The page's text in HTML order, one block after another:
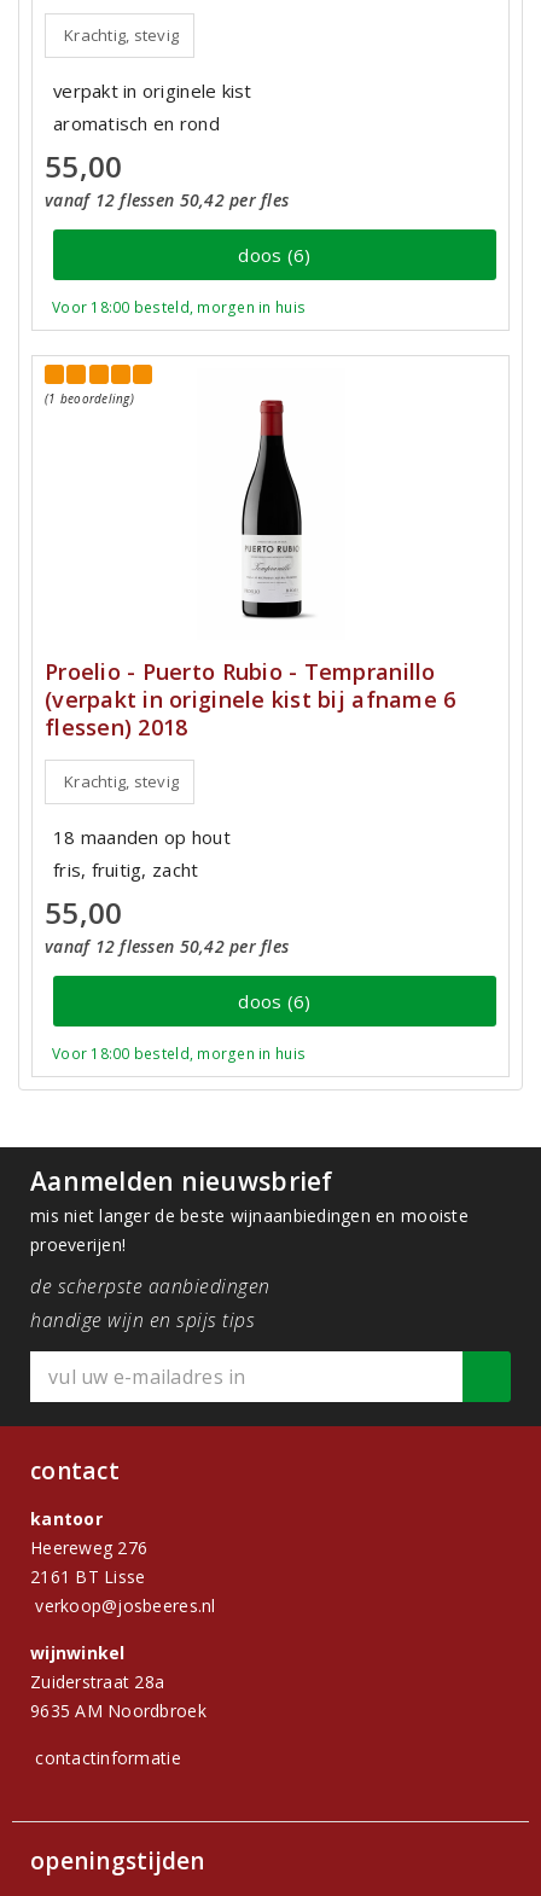
Krachtig, stevig
verpakt in originele kist
aromatisch en rond
55,00
vanaf 12 flessen 50,42 per fles
doos (6)
Voor 18:00 besteld, morgen in huis
(1 beoordeling)
Proelio - Puerto Rubio - Tempranillo
(verpakt in originele kist bij afname 6
flessen) 2018
Krachtig, stevig
18 maanden op hout
fris, fruitig, zacht
55,00
vanaf 12 flessen 50,42 per fles
doos (6)
Voor 18:00 besteld, morgen in huis
Aanmelden nieuwsbrief
mis niet langer de beste wijnaanbiedingen en mooiste
proeverijen!
de scherpste aanbiedingen
handige wijn en spijs tips
contact
kantoor
Heereweg 276
2161 BT Lisse
verkoop@josbeeres.nl
wijnwinkel
Zuiderstraat 28a
9635 AM Noordbroek
contactinformatie
openingstijden